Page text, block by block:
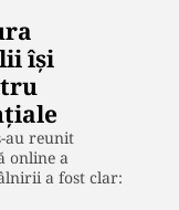
își
au reunit
online a
a fost clar: